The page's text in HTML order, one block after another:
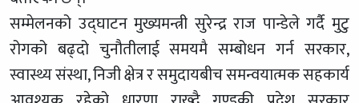
सम्मेलनको उद्घाटन मुख्यमन्त्री सुरेन्द्र राज पान्डेले गर्दै मुटु
रोगको बढ्दो चुनौतीलाई समयमै सम्बोधन गर्न सरकार,
स्वास्थ्य संस्था, निजी क्षेत्र र समुदायबीच समन्वयात्मक सहकार्य